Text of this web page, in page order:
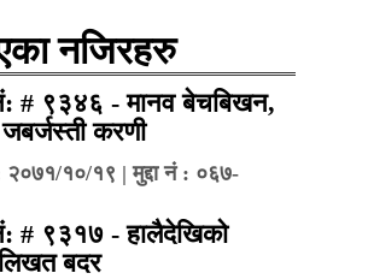
नजिरहरु
# ९३४६ - मानव बेचबिखन,
जबर्जस्ती करणी
२०७१/१०/१९ | मुद्दा नं : ०६७-
# ९३१७ - हालैदेखिको
बदर